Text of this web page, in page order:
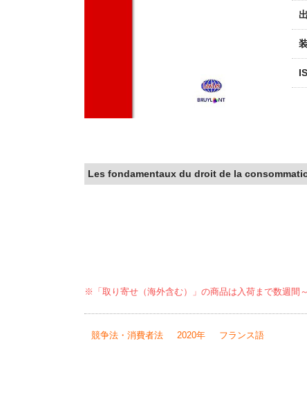
Les fondamentaux du droit de la
※「取り寄せ（海外含む）」の商品は入荷まで数週間
競争法・消費者法 2020年 フランス語